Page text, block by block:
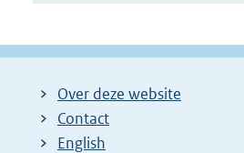
Over deze website
Contact
English